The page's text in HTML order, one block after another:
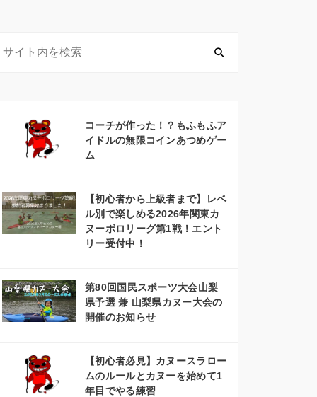
コーチが作った！？もふもふア
イドルの無限コインあつめゲー
ム
【初心者から上級者まで】レベ
ル別で楽しめる2026年関東カ
ヌーポロリーグ第1戦！エント
リー受付中！
第80回国民スポーツ大会山梨
県予選 兼 山梨県カヌー大会の
開催のお知らせ
【初心者必見】カヌースラロー
ムのルールとカヌーを始めて1
年目でやる練習